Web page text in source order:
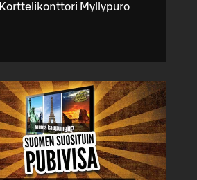
Korttelikonttori Myllypuro